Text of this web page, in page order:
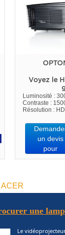
Voyez le
Luminosité :
Contraste :
Résolution :
un devis
pour
ACER
une
Le